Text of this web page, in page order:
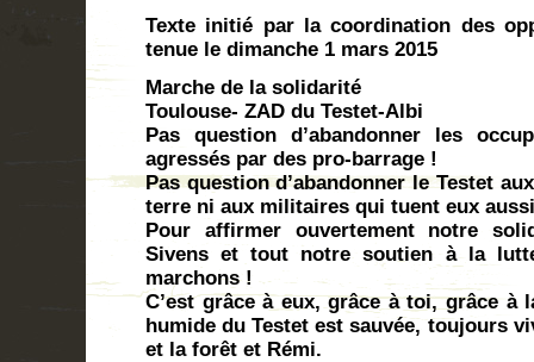
Texte initié par la coordination des
tenue le dimanche 1 mars 2015
Marche de la solidarité
Toulouse- ZAD du Testet-Albi
Pas question d’abandonner les
agressés par des pro-barrage !
Pas question d’abandonner le Testet
terre ni aux militaires qui tuent eux
Pour affirmer ouvertement notre
Sivens et tout notre soutien à la
marchons !
C’est grâce à eux, grâce à toi, grâce à
humide du Testet est sauvée, toujours
et la forêt et Rémi.